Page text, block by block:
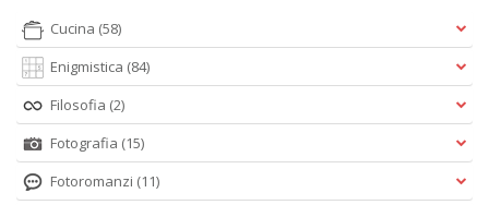
Cucina (58)
Enigmistica (84)
Filosofia (2)
Fotografia (15)
Fotoromanzi (11)